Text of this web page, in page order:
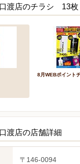
渡店のチラシ 13枚
8月WEBポイント
渡店の店舗詳細
〒146-0094